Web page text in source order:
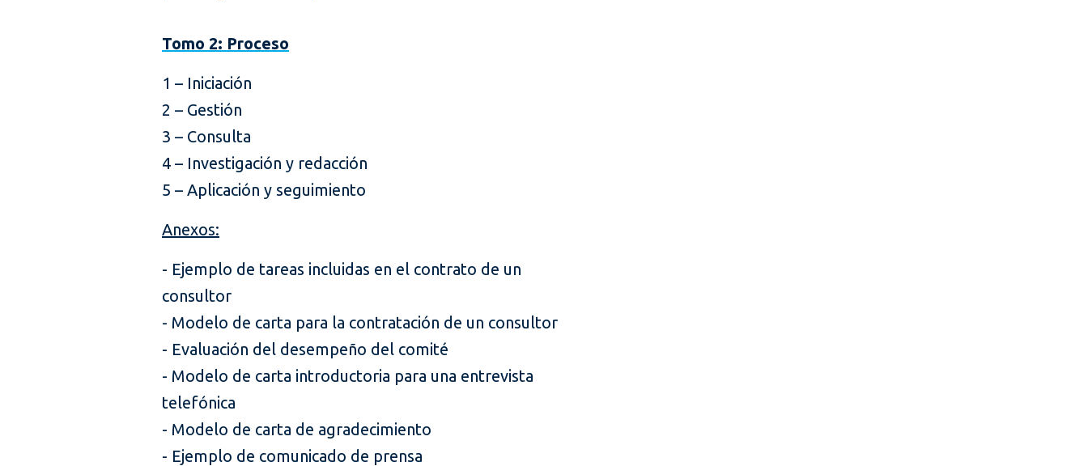
Tomo 2: Proceso
1 – Iniciación
2 – Gestión
3 – Consulta
4 – Investigación y redacción
5 – Aplicación y seguimiento
Anexos:
- Ejemplo de tareas incluidas en el contrato de un
consultor
- Modelo de carta para la contratación de un consultor
- Evaluación del desempeño del comité
- Modelo de carta introductoria para una entrevista
telefónica
- Modelo de carta de agradecimiento
- Ejemplo de comunicado de prensa